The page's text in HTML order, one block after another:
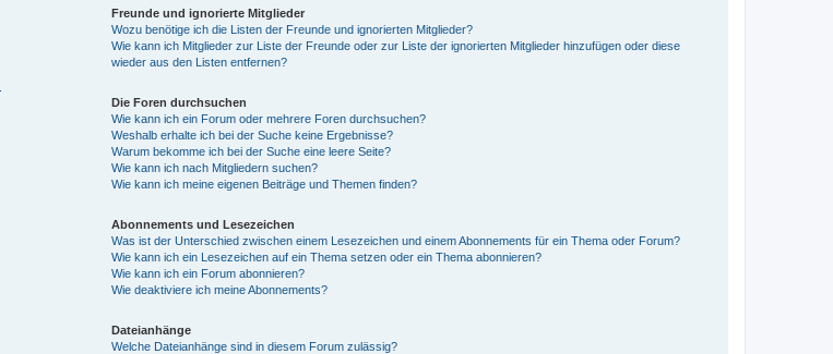
Freunde und ignorierte Mitglieder
Wozu benötige ich die Listen der Freunde und ignorierten Mitglieder?
Wie kann ich Mitglieder zur Liste der Freunde oder zur Liste der ignorierten Mitglieder hinzufügen oder diese
wieder aus den Listen entfernen?
Die Foren durchsuchen
Wie kann ich ein Forum oder mehrere Foren durchsuchen?
Weshalb erhalte ich bei der Suche keine Ergebnisse?
Warum bekomme ich bei der Suche eine leere Seite?
Wie kann ich nach Mitgliedern suchen?
Wie kann ich meine eigenen Beiträge und Themen finden?
Abonnements und Lesezeichen
Was ist der Unterschied zwischen einem Lesezeichen und einem Abonnements für ein Thema oder Forum?
Wie kann ich ein Lesezeichen auf ein Thema setzen oder ein Thema abonnieren?
Wie kann ich ein Forum abonnieren?
Wie deaktiviere ich meine Abonnements?
Dateianhänge
Welche Dateianhänge sind in diesem Forum zulässig?